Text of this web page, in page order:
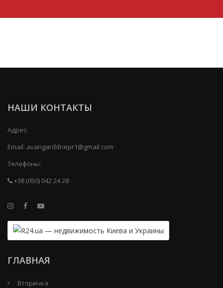
НАШИ КОНТАКТЫ
Адрес:
Email: avangarddnepr1@gmail.com
Телефоны:
+38 (050) 042 24 28
ГЛАВНАЯ
Вторичка